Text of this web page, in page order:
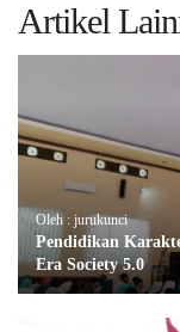
Artikel
Oleh : jurukunci
Pendidikan
Era Society 5.0